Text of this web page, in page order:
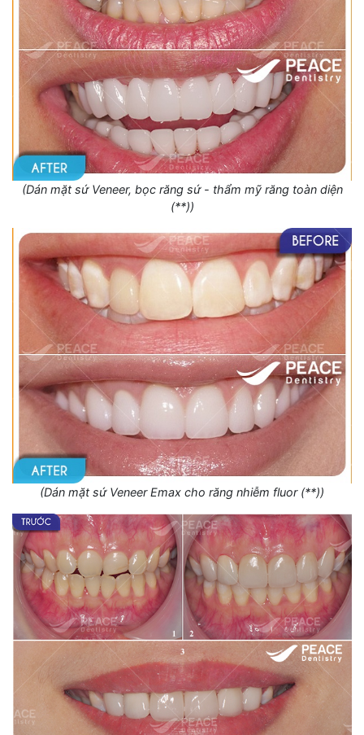
(Dán mặt sứ Veneer, bọc răng sứ - thẩm mỹ răng toàn diện
(**))
(Dán mặt sứ Veneer Emax cho răng nhiễm fluor (**))